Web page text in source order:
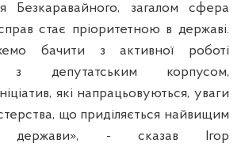
Безкаравайного, загалом сфера
стає пріоритетною в державі.
бачити з активної роботі
з депутатським корпусом,
які напрацьовуються, уваги
що приділяється найвищим
держави», - сказав Ігор